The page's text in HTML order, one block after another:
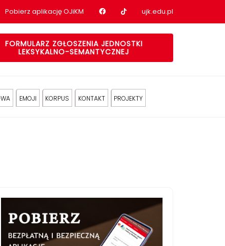
Pobierz aplikację OJiKM Nasz profil na Facebook
Nasz profil na tiktok
ujk.edu.pl
FORMULARZ ZGŁOSZENIA JEDNOSTKI
LEKSYKALNO-SEMANTYCZNEJ
EMOJI KORPUS KONTAKT PROJEKTY